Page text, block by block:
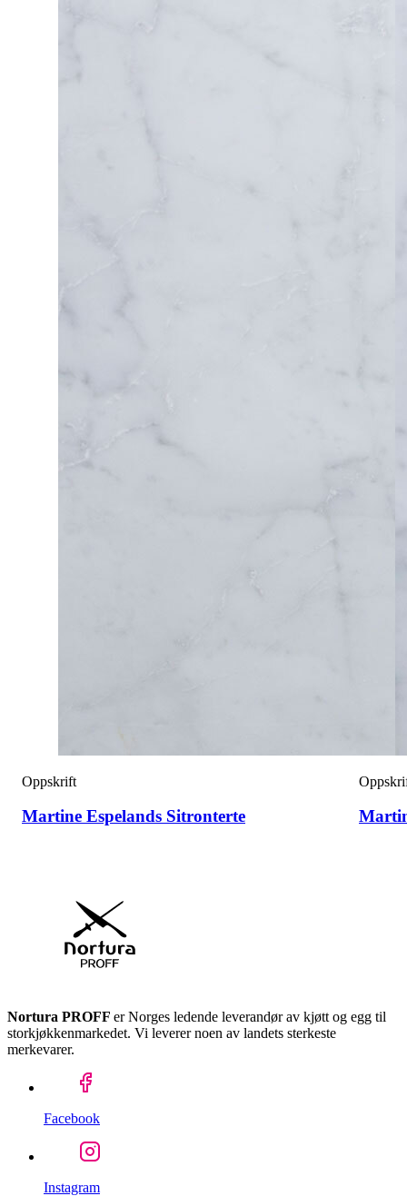
Oppskrift
Martine Espelands Sitronterte
Nortura PROFF er Norges ledende leverandør av kjøtt og egg til
storkjøkkenmarkedet. Vi leverer noen av landets sterkeste
merkevarer.
Facebook
Instagram